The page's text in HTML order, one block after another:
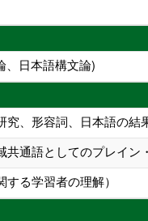
、日本語構文論)
、形容詞、日本語の
通語としてのプレイ
る学習者の理解）